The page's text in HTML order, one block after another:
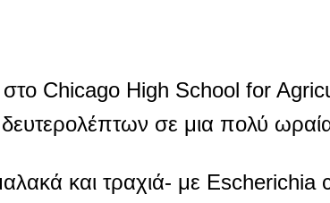
στο Chicago High School for
σε μια πολύ
και τραχιά- με Escherichia